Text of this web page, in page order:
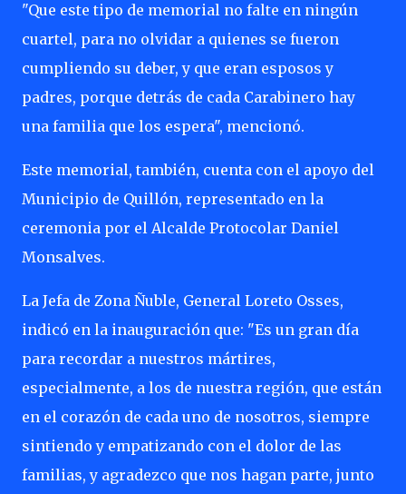
"Que este tipo de memorial no falte en ningún
cuartel, para no olvidar a quienes se fueron
cumpliendo su deber, y que eran esposos y
padres, porque detrás de cada Carabinero hay
una familia que los espera", mencionó.
Este memorial, también, cuenta con el apoyo del
Municipio de Quillón, representado en la
ceremonia por el Alcalde Protocolar Daniel
Monsalves.
La Jefa de Zona Ñuble, General Loreto Osses,
indicó en la inauguración que: "Es un gran día
para recordar a nuestros mártires,
especialmente, a los de nuestra región, que están
en el corazón de cada uno de nosotros, siempre
sintiendo y empatizando con el dolor de las
familias, y agradezco que nos hagan parte, junto